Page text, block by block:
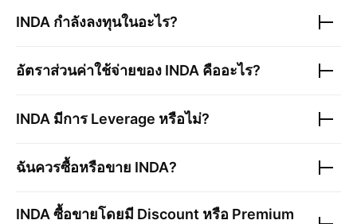
INDA กำลังลงทุนในอะไร?
อัตราส่วนค่าใช้จ่ายของ INDA คืออะไร?
INDA มีการ Leverage หรือไม่?
ฉันควรซื้อหรือขาย INDA?
INDA ซื้อขายโดยมี Discount หรือ Premium